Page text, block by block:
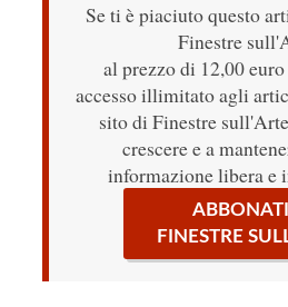
Se ti è piaciuto questo
Finestre
al prezzo di 12,00
accesso illimitato agli
sito di Finestre
crescere e a
informazione libera e
FINESTRE